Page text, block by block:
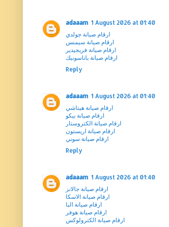
adaaam 1 August 2026 at 01:40
ارقام صيانة جولدي
ارقام صيانة سيمنس
ارقام صيانة فريجيدير
ارقام صيانة باناسونيك
Reply
adaaam 1 August 2026 at 01:40
ارقام صيانة هيتاشي
ارقام صيانة بيكو
ارقام صيانة الكتروستار
ارقام صيانة اريستون
ارقام صيانة سوني
Reply
adaaam 1 August 2026 at 01:40
ارقام صيانة جالانز
ارقام صيانة الاسكا
ارقام صيانة البا
ارقام صيانة هوفر
ارقام صيانة الكترولوكس